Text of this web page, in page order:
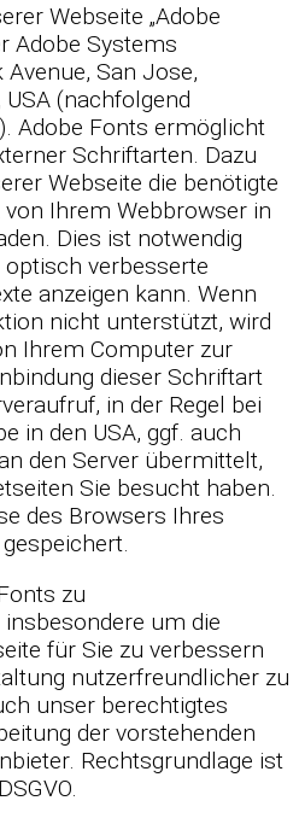
Webseite „Adobe
Adobe Systems
San Jose,
(nachfolgend
Adobe Fonts ermöglicht
Schriftarten. Dazu
Webseite die benötigte
Ihrem Webbrowser in
Dies ist notwendig
verbesserte
anzeigen kann. Wenn
nicht unterstützt, wird
Ihrem Computer zur
dieser Schriftart
in der Regel bei
in den USA, ggf. auch
den Server übermittelt,
Sie besucht haben.
des Browsers Ihres
zu
um die
für Sie zu verbessern
nutzerfreundlicher zu
unser berechtigtes
der vorstehenden
Rechtsgrundlage ist